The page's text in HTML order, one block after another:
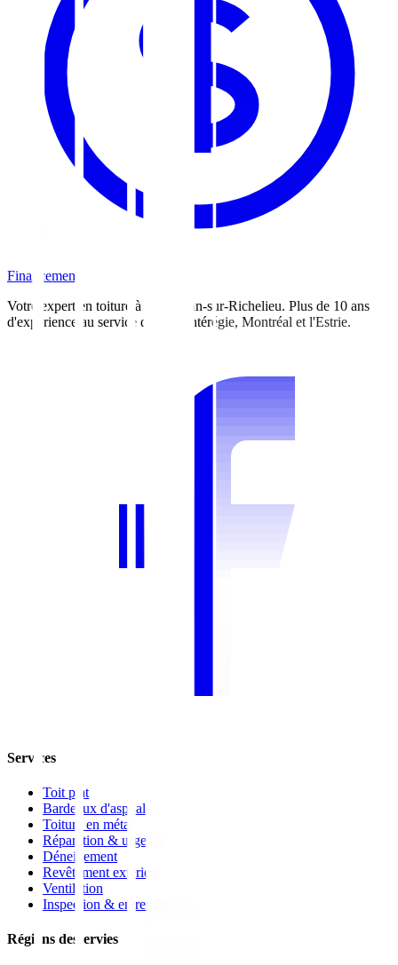
Financement
Votre expert en toiture à Saint-Jean-sur-Richelieu. Plus de 10 ans
d'expérience au service de la Montérégie, Montréal et l'Estrie.
Services
Toit plat
Bardeaux d'asphalte
Toiture en métal
Réparation & urgence
Déneigement
Revêtement extérieur
Ventilation
Inspection & entretien
Régions desservies